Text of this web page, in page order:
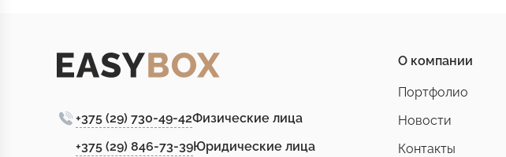
+375 (29) 730-49-42Физические лица
+375 (29) 846-73-39Юридические лица
О компании
Портфолио
Новости
Контакты